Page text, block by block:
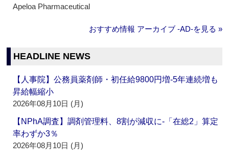
Apeloa Pharmaceutical
おすすめ情報 アーカイブ ‐AD‐を見る »
HEADLINE NEWS
【人事院】公務員薬剤師・初任給9800円増‐5年連続増も
昇給幅縮小
2026年08月10日 (月)
【NPhA調査】調剤管理料、8割が減収に‐「在総2」算定
率わずか3％
2026年08月10日 (月)